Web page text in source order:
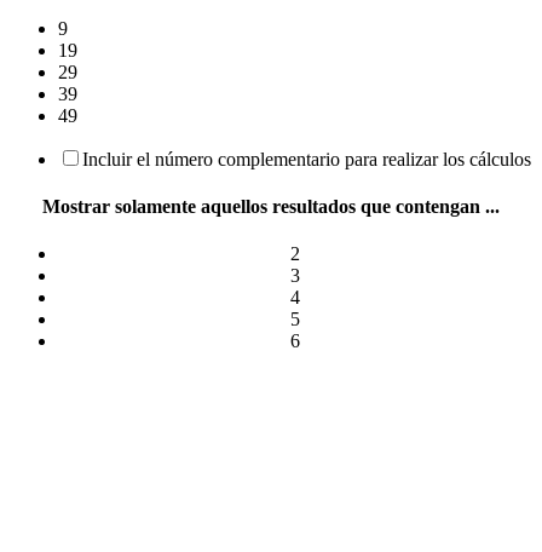
9
19
29
39
49
Incluir el número complementario para realizar los cálculos
Mostrar solamente aquellos resultados que contengan ...
2
3
4
5
6